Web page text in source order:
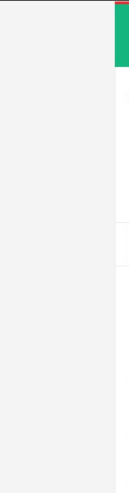
S
a